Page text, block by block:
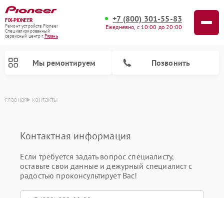
FIX-PIONEER
Ремонт устройств Pioneer
Специализированный
cервисный центр г.Рязань
+7 (800) 301-55-83
Ежедневно, с 10:00 до 20:00
Мы ремонтируем Позвонить
главная контакты
Контактная информация
Если требуется задать вопрос специалисту,
оставьте свои данные и дежурный специалист с
радостью проконсультирует Вас!